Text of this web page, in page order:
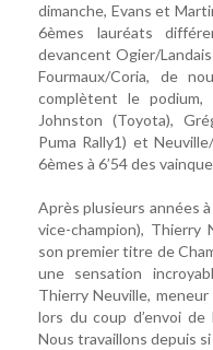
dimanche, Evans et
6èmes lauréats
devancent Ogier/
Fourmaux/Coria, de
complètent le podium,
Johnston (Toyota),
Puma Rally1) et
6èmes à 6’54 des
Après plusieurs années
vice-champion),
son premier titre de
une sensation
Thierry Neuville,
lors du coup d’envoi de
Nous travaillons depuis si